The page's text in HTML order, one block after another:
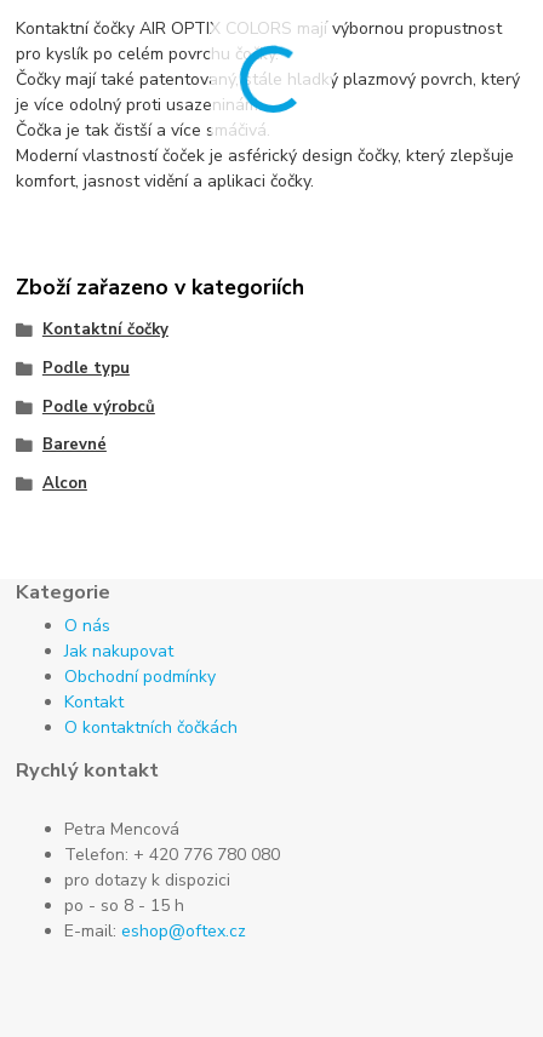
Kontaktní čočky AIR OPTIX COLORS mají výbornou propustnost
pro kyslík po celém povrchu čočky.
Čočky mají také patentovaný, stále hladký plazmový povrch, který
je více odolný proti usazeninám.
Čočka je tak čistší a více smáčivá.
Moderní vlastností čoček je asférický design čočky, který zlepšuje
komfort, jasnost vidění a aplikaci čočky.
Zboží zařazeno v kategoriích
Kontaktní čočky
Podle typu
Podle výrobců
Barevné
Alcon
Kategorie
O nás
Jak nakupovat
Obchodní podmínky
Kontakt
O kontaktních čočkách
Rychlý kontakt
Petra Mencová
Telefon: + 420 776 780 080
pro dotazy k dispozici
po - so 8 - 15 h
E-mail:eshop@oftex.cz